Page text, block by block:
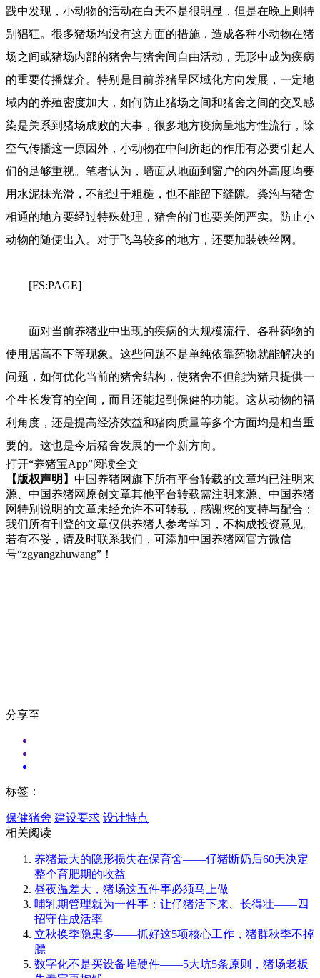
践中发现，小动物的活动在白天不是很明显，但是在晚上则特
别猖狂。很多猪场均没有这方面的措施，造成各种小动物在猪
场之间或猪场内部的猪舍与猪舍间自由活动，无形中成为疾病
的重要传播媒介。特别是目前养猪呈区域化方向发展，一定地
域内的养殖密度加大，如何防止猪场之间和猪舍之间的交叉感
染是关系到猪场成败的大事，很多地方疫病呈地方性流行，除
空气传播这一原因外，小动物在中间所起的作用有必要引起人
们的足够重视。笔者认为，墙面从地面到窗户的内外高度均要
用水泥抹光滑，不能过于粗糙，也不能留下缝隙。粪沟与猪舍
相通的地方要经过特殊处理，猪舍的门也要关闭严实。防止小
动物的随便出入。对于飞鸟较多的地方，还要加装铁丝网。
[FS:PAGE]
面对当前养猪业中出现的疾病的大规模流行、各种药物的
使用居高不下等现象。这些问题不是单纯依靠药物就能解决的
问题，如何优化当前的猪舍结构，使猪舍不但能为猪只提供一
个生长发育的空间，而且还能起到保健的功能。这从动物的福
利角度，还是提高经济效益和猪肉质量等多个方面均是相当重
要的。这也是今后猪舍发展的一个新方向。
打开“养猪宝App”阅读全文
【版权声明】 中国养猪网旗下所有平台转载的文章均已注明来
源、中国养猪网原创文章其他平台转载需注明来源、中国养猪
网特别说明的文章未经允许不可转载，感谢您的支持与配合；
我们所有刊登的文章仅供养猪人参考学习，不构成投资意见。
若有不妥，请及时联系我们，可添加中国养猪网官方微信
号“zgyangzhuwang”！
分享至
标签：
保健猪舍 建设要求 设计特点
相关阅读
养猪最大的隐形损失在保育舍——仔猪断奶后60天决定
整个育肥期的收益
昼夜温差大，猪场这五件事必须马上做
哺乳期管理就为一件事：让仔猪活下来、长得壮——四
招守住成活率
立秋换季隐患多——抓好这5项核心工作，猪群秋季不掉
膘
数字化不是买设备堆硬件——5大坑5条原则，猪场老板